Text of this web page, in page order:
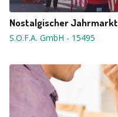
Nostalgischer Jahrmarkt
S.O.F.A. GmbH - 15495